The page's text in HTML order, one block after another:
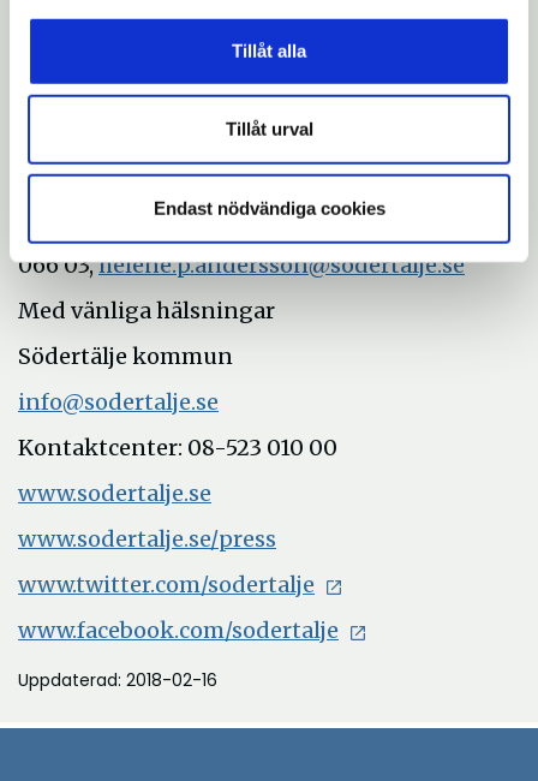
Tillåt alla
Tillåt urval
Endast nödvändiga cookies
Mer information:
878 38 85,karintyrefors@gmail.com
kristina.moller@sodertalje.se
066 03,helene.p.andersson@sodertalje.se
Med vänliga hälsningar
Södertälje kommun
info@sodertalje.se
Kontaktcenter: 08-523 010 00
www.sodertalje.se
www.sodertalje.se/press
www.twitter.com/sodertalje
www.facebook.com/sodertalje
Uppdaterad: 2018-02-16